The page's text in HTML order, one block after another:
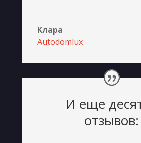
Клара
Autodomlux
И еще
отзывов: